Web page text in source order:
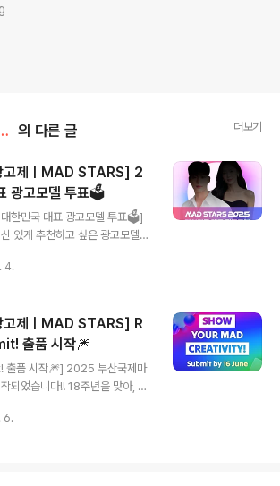
소식 의 다른 글 더보기
고제ㅣMAD STARS] 2
광고모델 투표🗳️
한민국 대표 광고모델 투표🗳️]
있게 추천하고 싶은 광고모델
첨을 통해 400분께는 시원한 아
) 📅 투표 기간 📅 2025년 3월 4
정까지 🎁 참여 혜택 🎁 🔹참가
스 아이스 카페 아메리카노T
고 모델 – 광고주에게 추천하
델 (각 1명) 🔹신인 광고 모델 –
신인 남자/여자..
4.
고제ㅣMAD STARS] R
출품 시작🎆
품 시작🎆] 2025 부산국제마
되었습니다‼️ 18주년을 맞아, 광
세계의 마케팅 광고 사례와 크
6.